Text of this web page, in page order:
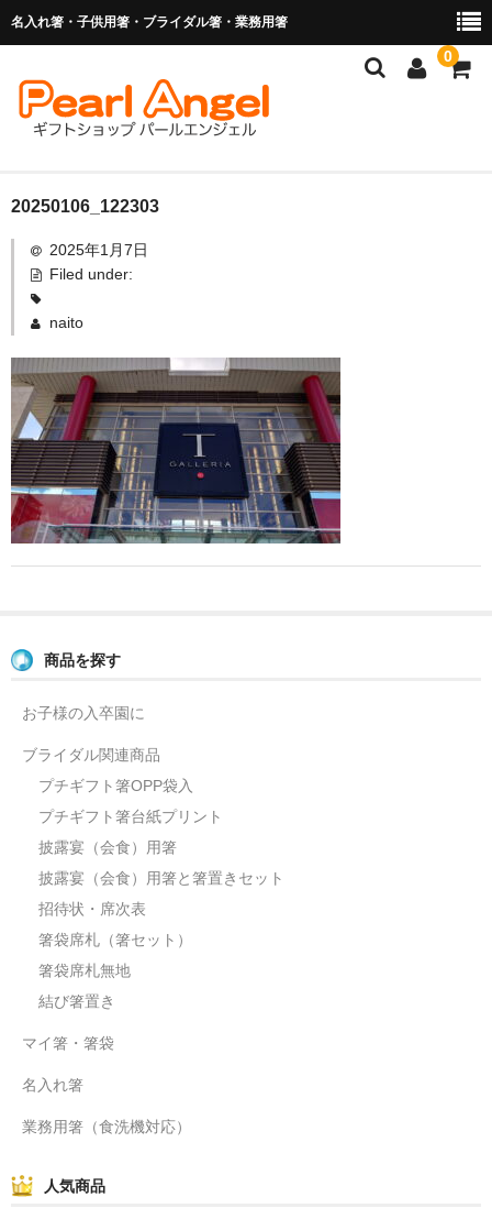
名入れ箸・子供用箸・ブライダル箸・業務用箸
0
商品を探す
お子様の入卒園に
業務用箸（食洗機対応）
マイ箸・箸袋
ご利用ガイド
よくあるご質問
20250106_122303
2025年1月7日
Filed under:
naito
商品を探す
お子様の入卒園に
ブライダル関連商品
プチギフト箸OPP袋入
プチギフト箸台紙プリント
披露宴（会食）用箸
披露宴（会食）用箸と箸置きセット
招待状・席次表
箸袋席札（箸セット）
箸袋席札無地
結び箸置き
マイ箸・箸袋
名入れ箸
業務用箸（食洗機対応）
人気商品